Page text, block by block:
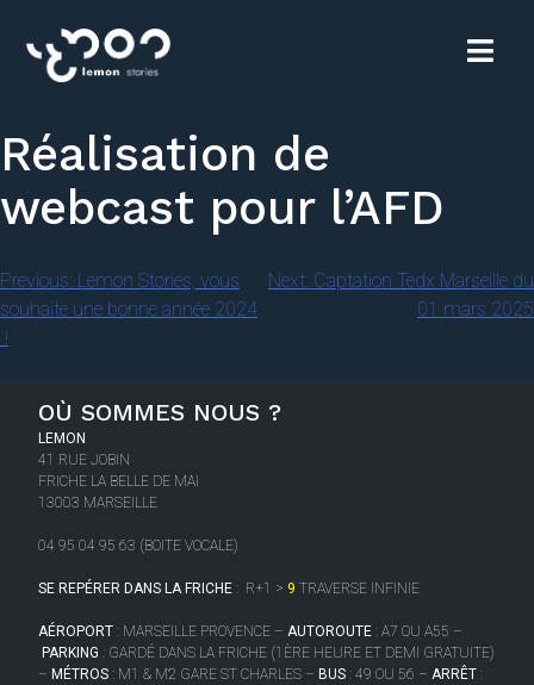
Réalisation de
webcast pour l’AFD
Previous: Lemon Stories, vous
souhaite une bonne année 2024
!
Next: Captation Tedx Marseille du
01 mars 2025
OÙ SOMMES NOUS ?
LEMON
41 RUE JOBIN
FRICHE LA BELLE DE MAI
13003 MARSEILLE
04 95 04 95 63 (BOITE VOCALE)
SE REPÉRER DANS LA FRICHE : R+1 > 9 TRAVERSE INFINIE
AÉROPORT : MARSEILLE PROVENCE –AUTOROUTE : A7 OU A55 –
PARKING : GARDÉ DANS LA FRICHE (1ÈRE HEURE ET DEMI GRATUITE)
–MÉTROS : M1 & M2 GARE ST CHARLES –BUS : 49 OU 56 –ARRÊT :